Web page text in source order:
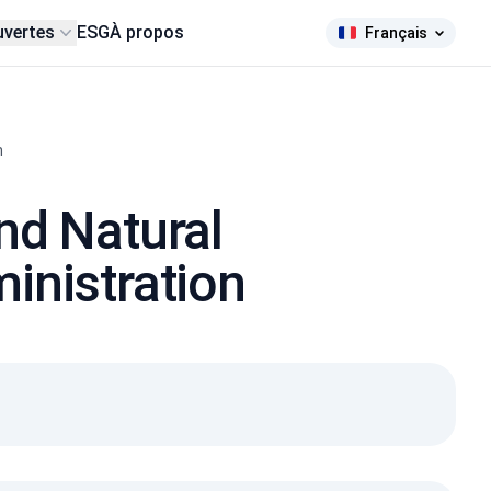
ESGÀ propos Français
Natural